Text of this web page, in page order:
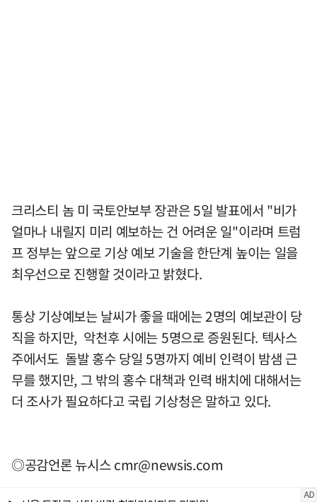
크리스티 놈 미 국토안보부 장관은 5일 발표에서 "비가
얼마나 내릴지 미리 예보하는 건 어려운 일"이라며 트럼
프 정부는 앞으로 기상 예보 기술을 한단계 높이는 일을
최우선으로 진행할 것이라고 밝혔다.
통상 기상예보는 날씨가 좋을 때에는 2명의 예보관이 당
직을 하지만, 악천후 시에는 5명으로 증원된다. 텍사스
주에서도 돌발 홍수 당일 5명까지 예비 인력이 밤샘 근
무를 했지만, 그 밖의 홍수 대책과 인력 배치에 대해서는
더 조사가 필요하다고 국립 기상청은 말하고 있다.
◎공감언론 뉴시스cmr@newsis.com